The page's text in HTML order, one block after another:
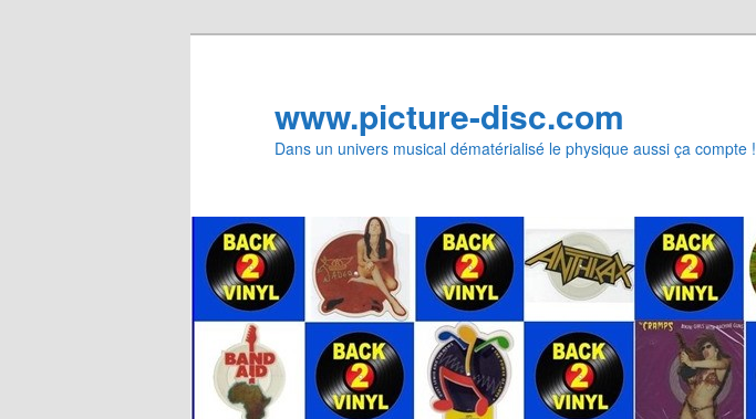
www.picture-disc.com
Dans un univers musical dématérialisé le physique aussi ça compte !